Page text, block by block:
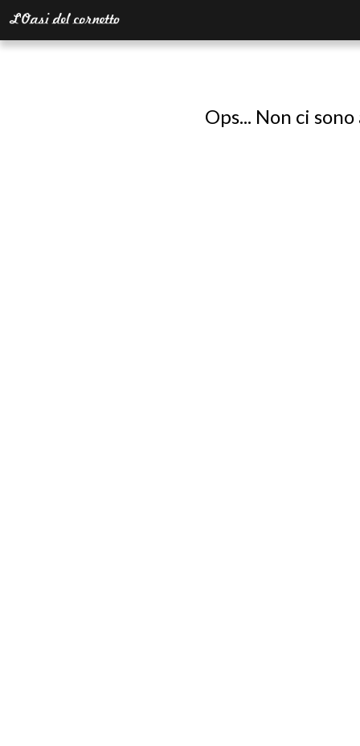
Ops... Non ci